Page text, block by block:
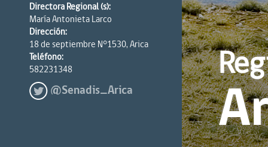
Directora Regional (s):
María Antonieta Larco
Dirección:
18 de septiembre N°1530, Arica
Teléfono:
582231348
@Senadis_Arica